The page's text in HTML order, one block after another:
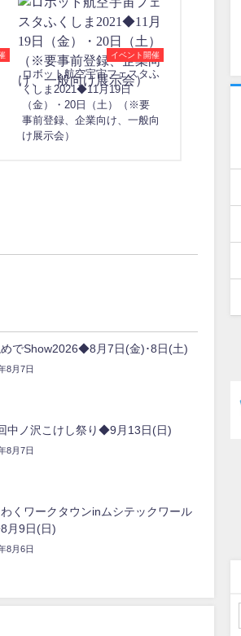
イベント開催
ロボット航空宇宙フェスタふ
くしま2021◆11月19日
（金）・20日（土）（※要
事前登録、企業向け、一般向
け展示会）
めでShow2026◆8月7日(金)･8日(土)
8月7日
中ノ沢こけし祭り◆9月13日(日)
8月7日
くワークタウンinムシテックワール
月9日(日)
8月6日